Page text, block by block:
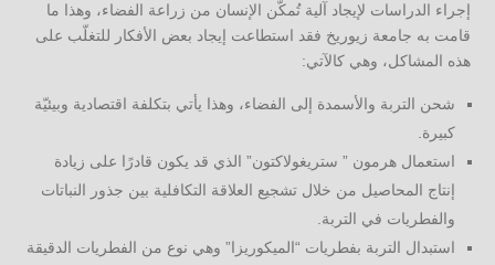
إجراء الدراسات لإيجاد آلية تُمكّن الإنسان من زراعة الفضاء، وهذا ما
قامت به جامعة زيوريخ فقد استطاعت إيجاد بعض الأفكار للتغلّب على
هذه المشاكل، وهي كالآتي:
شحن التربة والأسمدة إلى الفضاء، وهذا يأتي بتكلفة اقتصادية وبيئيّة
كبيرة.
استعمال هرمون ” ستريغولاكتون” الذي قد يكون قادرًا على زيادة
إنتاج المحاصيل من خلال تشجيع العلاقة التكافلية بين جذور النباتات
والفطريات في التربة.
استبدال التربة بفطريات “الميكوريزا” وهي نوع من الفطريات الدقيقة